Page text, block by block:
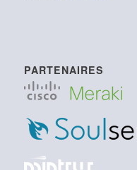
PARTENAIRES